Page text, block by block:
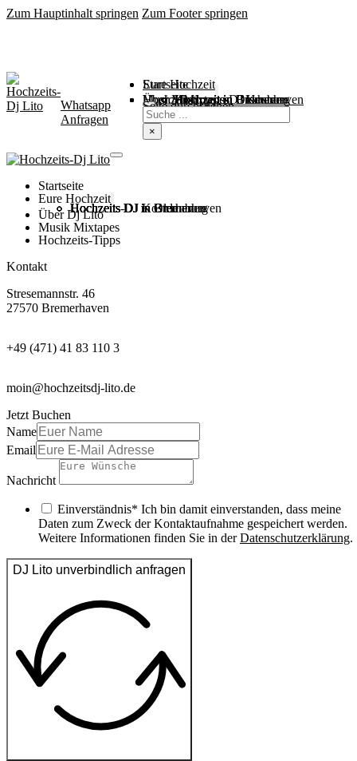
Zum Hauptinhalt springen Zum Footer springen
Startseite
Eure Hochzeit
Hochzeit in Bremen
Hochzeit in Bremerhaven
Hochzeit in Cuxhaven
Hochzeit in Oldenburg
Hochzeits-DJ Kosten
Über Mich
Music / Mixtapes
Hochzeitstipps
Seite durchsuchen
Suchen
×
Whatsapp
Anfragen
Startseite
Eure Hochzeit
Hochzeits DJ in Bremen
Hochzeits DJ in Bremerhaven
Hochzeits DJ in Cuxhaven
Hochzeits DJ in Oldenburg
Hochzeits-DJ Kosten
Über Dj Lito
Musik Mixtapes
Hochzeits-Tipps
Kontakt
Stresemannstr. 46
27570 Bremerhaven
+49 (471) 41 83 110 3
moin@hochzeitsdj-lito.de
Jetzt Buchen
Name
Email
Nachricht
Einverständnis* Ich bin damit einverstanden, dass meine
Daten zum Zweck der Kontaktaufnahme gespeichert werden.
Weitere Informationen finden Sie in derDatenschutzerklärung.
DJ Lito unverbindlich anfragen